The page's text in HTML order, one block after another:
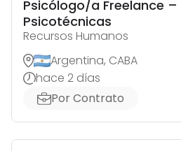
Psicólogo/a Freelance –
Psicotécnicas
Recursos Humanos
Argentina, CABA
hace 2 días
Por Contrato